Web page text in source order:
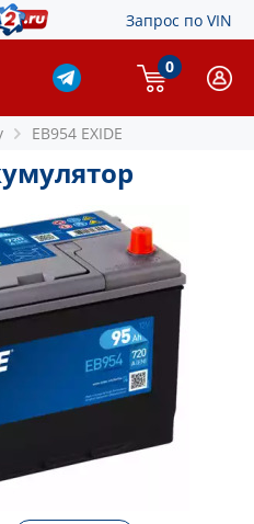
Запрос по VIN
0
EB954 EXIDE